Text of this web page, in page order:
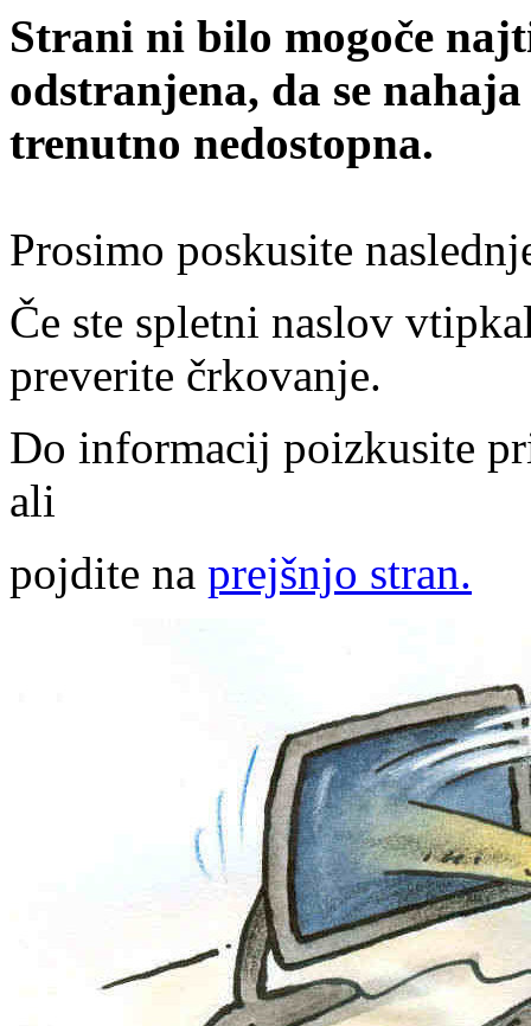
Strani ni bilo mogoče
odstranjena, da se
trenutno nedostopna.
Prosimo poskusite
Če ste spletni naslov
preverite črkovanje.
Do informacij poizkusite
ali
pojdite na prejšnjo stran.